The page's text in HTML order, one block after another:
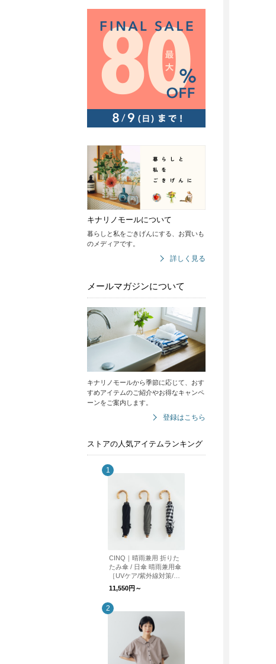
キナリノモールについて
暮らしと私をごきげんにする、お買いも
のメディアです。
詳しく見る
メールマガジンについて
キナリノモールから季節に応じて、おす
すめアイテムのご紹介やお得なキャンペ
ーンをご案内します。
登録はこちら
ストアの人気アイテムランキング
CINQ｜晴雨兼用 折りた
たみ傘 / 日傘 晴雨兼用傘
［UVケア/紫外線対策/母
の日］
11,550円～